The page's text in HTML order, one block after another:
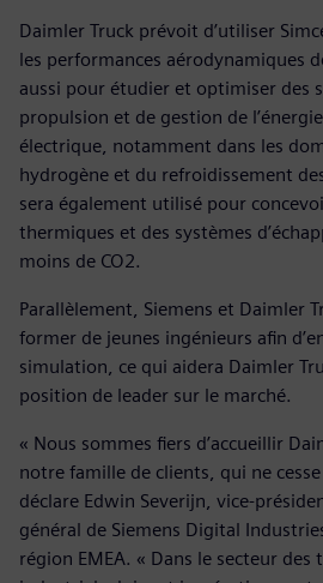
Daimler Truck prévoit d’utiliser
les performances aérodynamiques
aussi pour étudier et optimiser des
propulsion et de gestion de
électrique, notamment dans les
hydrogène et du refroidissement
sera également utilisé pour
thermiques et des systèmes
moins de CO2.
Parallèlement, Siemens et Daimler
former de jeunes ingénieurs afin
simulation, ce qui aidera Daimler
position de leader sur le marché.
« Nous sommes fiers d’accueillir
notre famille de clients, qui ne cesse
déclare Edwin Severijn, vice-
général de Siemens Digital
région EMEA. « Dans le secteur des